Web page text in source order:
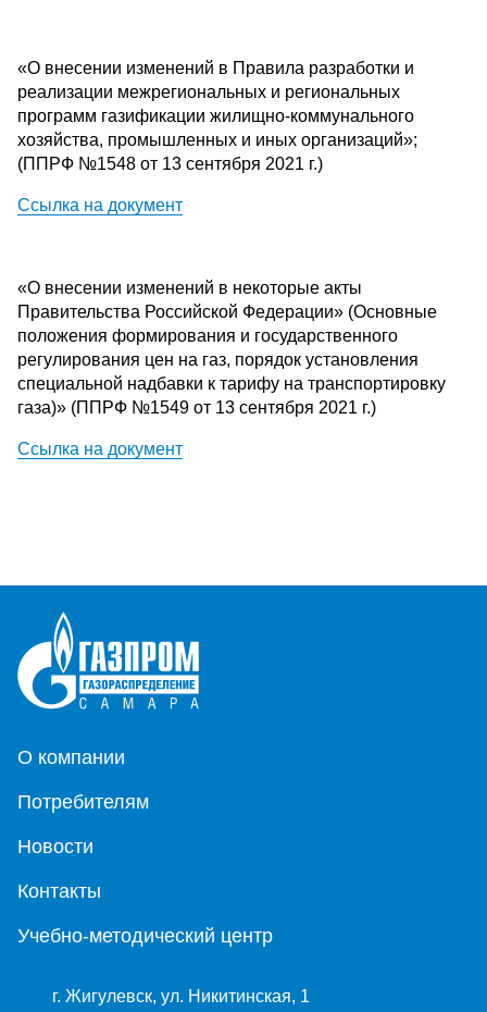
«О внесении изменений в Правила разработки и
реализации межрегиональных и региональных
программ газификации жилищно-коммунального
хозяйства, промышленных и иных организаций»;
(ППРФ №1548 от 13 сентября 2021 г.)
Ссылка на документ
«О внесении изменений в некоторые акты
Правительства Российской Федерации» (Основные
положения формирования и государственного
регулирования цен на газ, порядок установления
специальной надбавки к тарифу на транспортировку
газа)» (ППРФ №1549 от 13 сентября 2021 г.)
Ссылка на документ
О компании
Потребителям
Новости
Контакты
Учебно-методический центр
г. Жигулевск, ул. Никитинская, 1